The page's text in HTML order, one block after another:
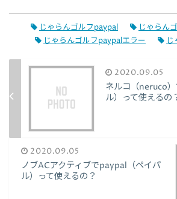
じゃらんゴルフpaypal
じゃらん
じゃらんゴルフpaypalエラー
じ
2020.09.05
ネルコ（neruco
ル）って使えるの
2020.09.05
ノブACアクティブでpaypal（ペイパ
ル）って使えるの？